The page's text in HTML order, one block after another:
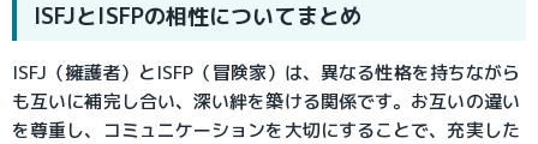
ISFJとISFPの相性についてまとめ
ISFJ（擁護者）とISFP（冒険家）は、異なる性格を持ちながら
も互いに補完し合い、深い絆を築ける関係です。お互いの違い
を尊重し、コミュニケーションを大切にすることで、充実した